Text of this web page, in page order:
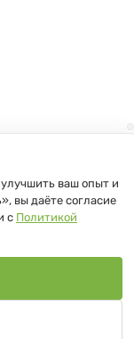
доставкой по
22, пом.
№191081534,
+375 (17) 361-10-80,
района
Жакович Юлия
ваш опыт и
вы даёте согласие
с Политикой